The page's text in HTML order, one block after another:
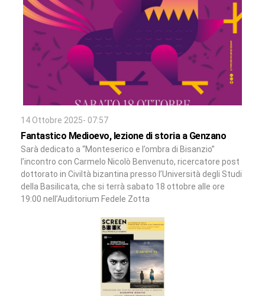
14 Ottobre 2025- 07:57
Fantastico Medioevo, lezione di storia a Genzano
Sarà dedicato a “Monteserico e l’ombra di Bisanzio”
l’incontro con Carmelo Nicolò Benvenuto, ricercatore post
dottorato in Civiltà bizantina presso l’Università degli Studi
della Basilicata, che si terrà sabato 18 ottobre alle ore
19:00 nell’Auditorium Fedele Zotta